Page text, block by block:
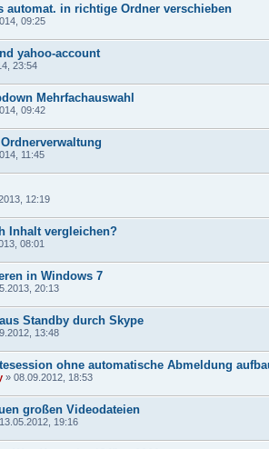
automat. in richtige Ordner verschieben
09:25
yahoo-account
23:54
Mehrfachauswahl
09:42
11:45
12:19
Inhalt vergleichen?
08:01
in Windows 7
20:13
Standby durch Skype
13:48
ohne automatische Abmeldung
» 08.09.2012, 18:53
großen Videodateien
19:16